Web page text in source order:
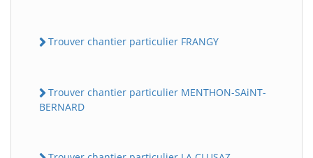
Trouver chantier particulier FRANGY
Trouver chantier particulier MENTHON-SAiNT-
BERNARD